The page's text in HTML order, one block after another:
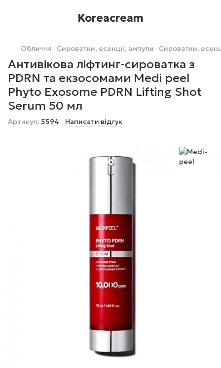
Koreacream
Обличчя Сироватки, есенції, ампули Сироватки,
Антивікова ліфтинг-сироватка з
PDRN та екзосомами Medi peel
Phyto Exosome PDRN Lifting Shot
Serum 50 мл
Артикул: 5594 Написати відгук